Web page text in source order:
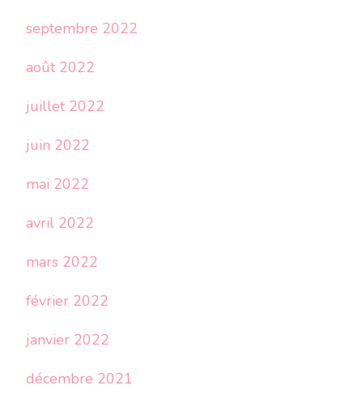
septembre 2022
août 2022
juillet 2022
juin 2022
mai 2022
avril 2022
mars 2022
février 2022
janvier 2022
décembre 2021